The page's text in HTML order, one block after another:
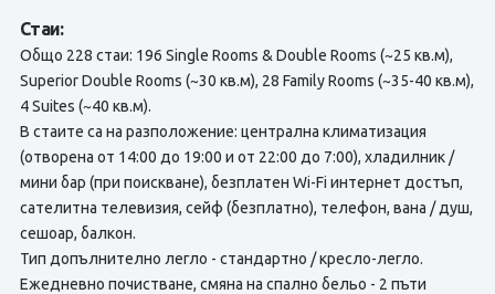
Стаи:
Общо 228 стаи: 196 Single Rooms & Double Rooms (~25 кв.м),
Superior Double Rooms (~30 кв.м), 28 Family Rooms (~35-40 кв.м),
4 Suites (~40 кв.м).
В стаите са на разположение: централна климатизация
(отворена от 14:00 до 19:00 и от 22:00 до 7:00), хладилник /
мини бар (при поискване), безплатен Wi-Fi интернет достъп,
сателитна телевизия, сейф (безплатно), телефон, вана / душ,
сешоар, балкон.
Тип допълнително легло - стандартно / кресло-легло.
Ежедневно почистване, смяна на спално бельо - 2 пъти